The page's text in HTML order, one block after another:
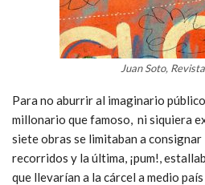
Juan Soto,
Para no aburrir al imaginario
millonario que famoso, ni siquiera
siete obras se limitaban a
recorridos y la última, ¡pum!,
que llevarían a la cárcel a medio